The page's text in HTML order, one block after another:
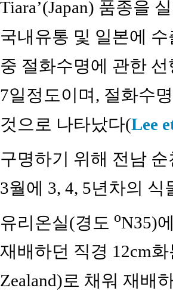
Tiara’(Japan) 품종을
국내유통 및 일본에
중 절화수명에 관한
7일정도이며, 절화수
것으로 나타났다(Lee
구명하기 위해 전남
3월에 3, 4, 5년차의
유리온실(경도 oN35)
재배하던 직경 12cm화
Zealand)로 채워 재배